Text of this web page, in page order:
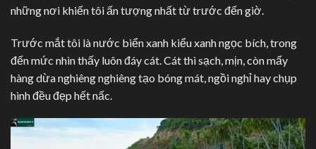
những nơi khiến tôi ấn tượng nhất từ trước đến giờ.
Trước mắt tôi là nước biển xanh kiểu xanh ngọc bích, trong
đến mức nhìn thấy luôn đáy cát. Cát thì sạch, mịn, còn mấy
hàng dừa nghiêng nghiêng tạo bóng mát, ngồi nghỉ hay chụp
hình đều đẹp hết nấc.